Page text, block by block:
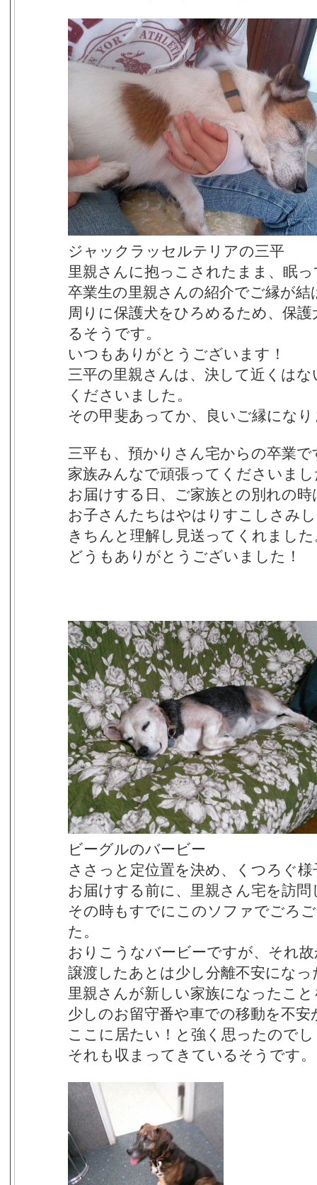
ジャックラッセルテリアの三平
里親さんに抱っこされたまま、眠
卒業生の里親さんの紹介でご縁が結
周りに保護犬をひろめるため、保
るそうです。
いつもありがとうございます！
三平の里親さんは、決して近くは
くださいました。
その甲斐あってか、良いご縁にな
三平も、預かりさん宅からの卒業で
家族みんなで頑張ってくださいま
お届けする日、ご家族との別れの時
お子さんたちはやはりすこしさみ
きちんと理解し見送ってくれました
どうもありがとうございました！
ビーグルのバービー
ささっと定位置を決め、くつろぐ様
お届けする前に、里親さん宅を訪問
その時もすでにこのソファでごろ
た。
おりこうなバービーですが、それ
譲渡したあとは少し分離不安にな
里親さんが新しい家族になったこ
少しのお留守番や車での移動を不
ここに居たい！と強く思ったので
それも収まってきているそうです。